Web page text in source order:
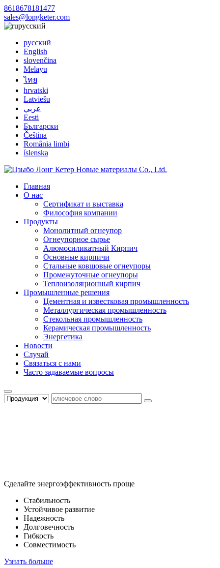
8618678181477
sales@longketer.com
русский
русский
English
slovenčina
Melayu
ไทย
hrvatski
Latviešu
عربي
Eesti
Български
Čeština
România limbi
íslenska
Главная
О нас
Сертификат и выставка
Философия компании
Продукты
Монолитный огнеупор
Огнеупорное сырье
Алюмосиликатный Кирпич
Основные кирпичи
Стальные ковшовые огнеупоры
Промежуточные огнеупоры
Теплоизоляционный кирпич
Промышленные решения
Цементная и известковая промышленность
Металлургическая промышленность
Стекольная промышленность
Керамическая промышленность
Энергетика
Новости
Случай
Связаться с нами
Часто задаваемые вопросы
Сделайте энергоэффективность проще
Стабильность
Устойчивое развитие
Надежность
Долговечность
Гибкость
Совместимость
Узнать больше